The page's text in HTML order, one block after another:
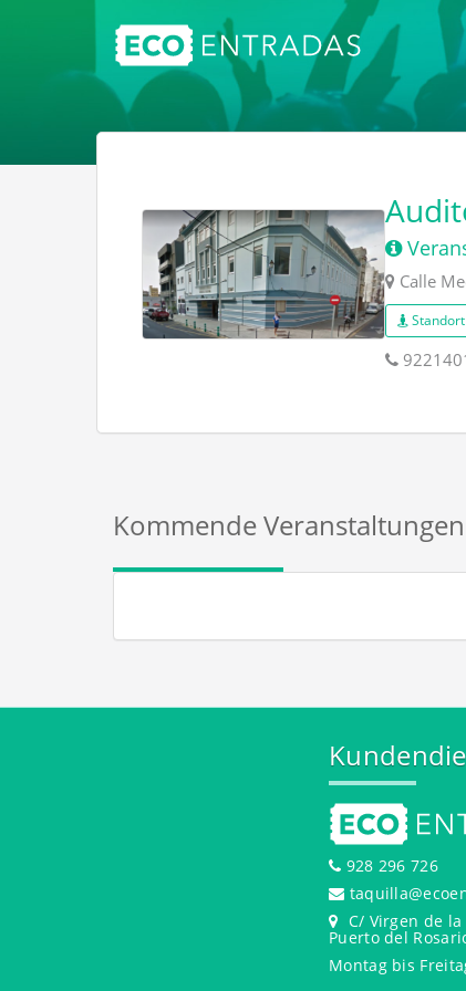
Calle
Kommende Veranstaltungen
928 296 726
C/ Virgen de la
Puerto del
Montag bis